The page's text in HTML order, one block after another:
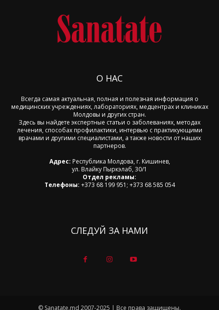
О НАС
Всегда самая актуальная, полная и полезная информация о
медицинских учреждениях, лабораториях, медцентрах и клиниках
Молдовы и других стран.
Здесь вы найдете экспертные статьи о заболеваниях, методах
лечения, способах профилактики, интервью с практикующими
врачами и другими специалистами, а также новости от наших
партнеров.
Адрес: Республика Молдова, г. Кишинев,
ул. Влайку Пыркэлаб, 30/1
Отдел рекламы:
Телефоны: +373 68 199 951; +373 68 585 054
СЛЕДУЙ ЗА НАМИ
© Sanatate.md 2007-2025 | Все права защищены.